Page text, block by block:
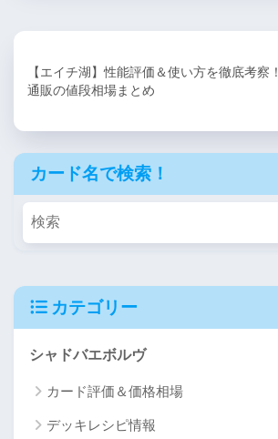
【エイチ湖】性能評価＆使い方を徹底考察！
通販の値段相場まとめ
カード名で検索！
カテゴリー
シャドバエボルヴ
カード評価＆価格相場
デッキレシピ情報